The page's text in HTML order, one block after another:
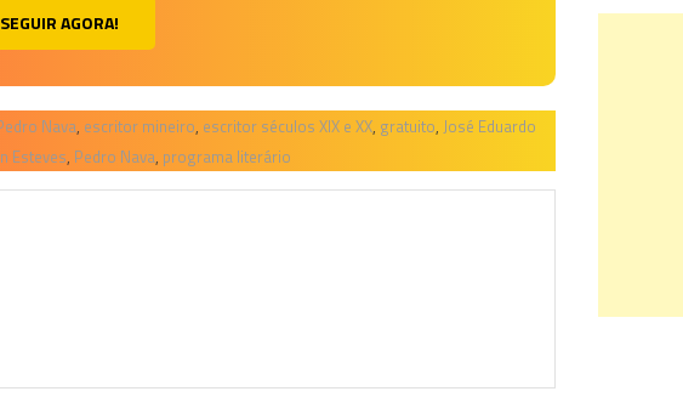
SEGUIR AGORA!
Nava, escritor mineiro, escritor séculos XIX e XX, gratuito, José Eduardo
Esteves, Pedro Nava, programa literário